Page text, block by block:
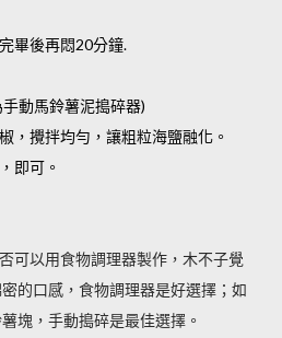
畢後再悶20分鐘.
動馬鈴薯泥搗碎器)
，攪拌均勻，讓粗粒海鹽融化。
即可。
可以用食物調理器製作，木不子覺
的口感，食物調理器是好選擇；如
塊，手動搗碎是最佳選擇。